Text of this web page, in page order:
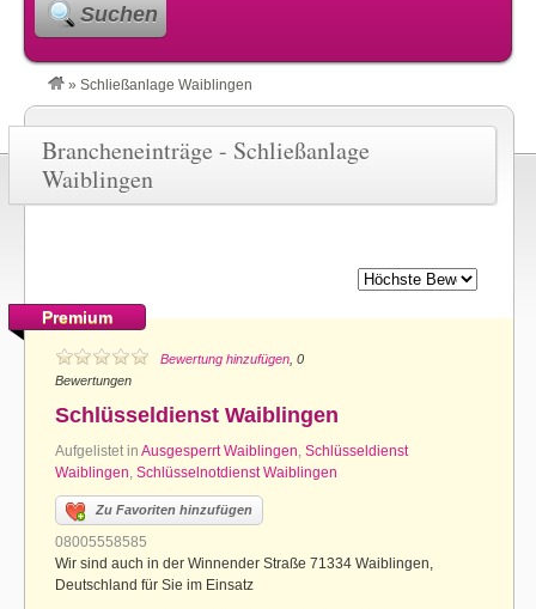
Suchen
» Schließanlage Waiblingen
Brancheneinträge - Schließanlage
Waiblingen
Premium
Bewertung hinzufügen , 0
Bewertungen
Schlüsseldienst Waiblingen
Aufgelistet in Ausgesperrt Waiblingen, Schlüsseldienst
Waiblingen, Schlüsselnotdienst Waiblingen
Zu Favoriten hinzufügen
08005558585
Wir sind auch in der Winnender Straße 71334 Waiblingen,
Deutschland für Sie im Einsatz